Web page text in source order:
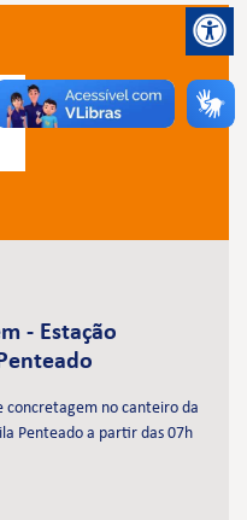
- Estação
concretagem no canteiro da
Penteado a partir das 07h